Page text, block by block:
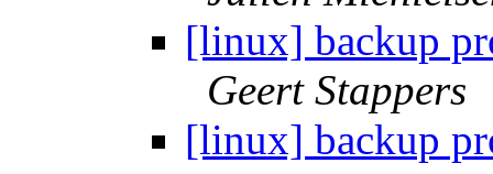
[linux] backup
Geert Stappers
[linux] backup